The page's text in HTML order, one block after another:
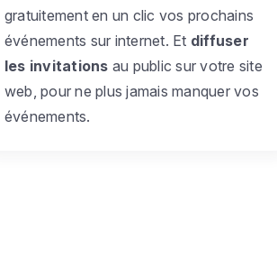
gratuitement en un clic vos prochains
événements sur internet. Et diffuser
les invitations au public sur votre site
web, pour ne plus jamais manquer vos
événements.